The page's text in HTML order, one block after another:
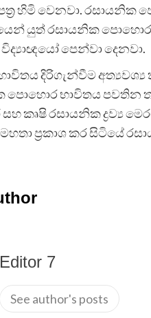
හිමි වෙනවා.
යුත් රසායනික
පෙන්වා දෙනවා.
දිරිගැන්වීම
පොහොර භාවිතය පවතින
කෘෂි රසායනික ද්‍රව්‍ය
ප‍්‍රකාශ කර සිටියේ
Editor 7
See author's posts